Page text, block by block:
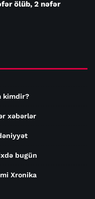
ölüb, 2 nəfər
kimdir?
xəbərlər
bugün
Xronika